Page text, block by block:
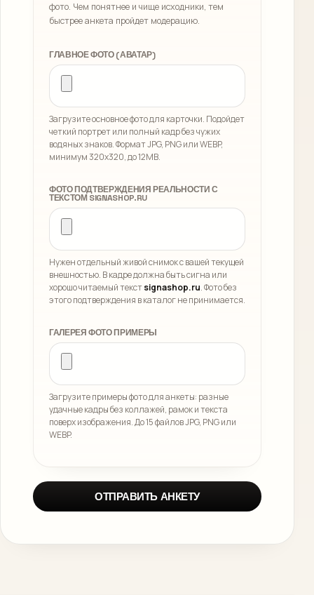
фото. Чем понятнее и чище исходники, тем
быстрее анкета пройдет модерацию.
ГЛАВНОЕ ФОТО (АВАТАР)
Загрузите основное фото для карточки. Подойдет
четкий портрет или полный кадр без чужих
водяных знаков. Формат JPG, PNG или WEBP,
минимум 320x320, до 12MB.
ФОТО ПОДТВЕРЖДЕНИЯ РЕАЛЬНОСТИ С
ТЕКСТОМ SIGNASHOP.RU
Нужен отдельный живой снимок с вашей текущей
внешностью. В кадре должна быть сигна или
хорошо читаемый текстsignashop.ru. Фото без
этого подтверждения в каталог не принимается.
ГАЛЕРЕЯ ФОТО ПРИМЕРЫ
Загрузите примеры фото для анкеты: разные
удачные кадры без коллажей, рамок и текста
поверх изображения. До 15 файлов JPG, PNG или
WEBP.
ОТПРАВИТЬ АНКЕТУ